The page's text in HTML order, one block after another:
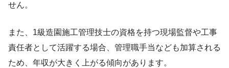
せん。
また、1級造園施工管理技士の資格を持つ現場監督や工事
責任者として活躍する場合、管理職手当なども加算される
ため、年収が大きく上がる傾向があります。